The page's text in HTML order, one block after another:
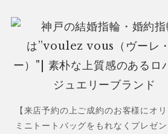
【来店予約の上ご成約のお客様にオ
ミニトートバッグをもれなくプレゼ